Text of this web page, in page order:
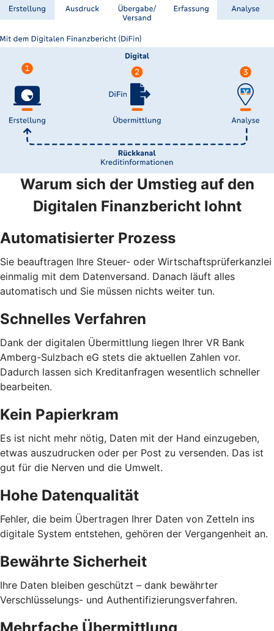
Warum sich der Umstieg auf den
Digitalen Finanzbericht lohnt
Automatisierter Prozess
Sie beauftragen Ihre Steuer- oder Wirtschaftsprüferkanzlei
einmalig mit dem Datenversand. Danach läuft alles
automatisch und Sie müssen nichts weiter tun.
Schnelles Verfahren
Dank der digitalen Übermittlung liegen Ihrer VR Bank
Amberg-Sulzbach eG stets die aktuellen Zahlen vor.
Dadurch lassen sich Kreditanfragen wesentlich schneller
bearbeiten.
Kein Papierkram
Es ist nicht mehr nötig, Daten mit der Hand einzugeben,
etwas auszudrucken oder per Post zu versenden. Das ist
gut für die Nerven und die Umwelt.
Hohe Datenqualität
Fehler, die beim Übertragen Ihrer Daten von Zetteln ins
digitale System entstehen, gehören der Vergangenheit an.
Bewährte Sicherheit
Ihre Daten bleiben geschützt – dank bewährter
Verschlüsselungs- und Authentifizierungsverfahren.